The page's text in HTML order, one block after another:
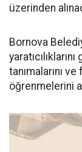
üzerinden
Bornova
tanımalarını
öğrenmelerini